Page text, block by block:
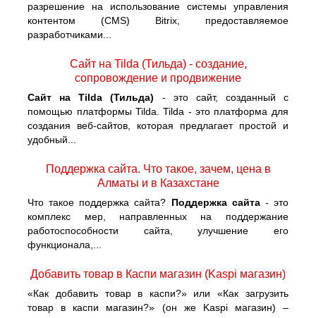
разрешение на использование системы управления
контентом (CMS) Bitrix, предоставляемое
разработчиками...
Сайт на Tilda (Тильда) - создание,
сопровождение и продвижение
Сайт на Tilda (Тильда) - это сайт, созданный с
помощью платформы Tilda. Tilda - это платформа для
создания веб-сайтов, которая предлагает простой и
удобный...
Поддержка сайта. Что такое, зачем, цена в
Алматы и в Казахстане
Что такое поддержка сайта? Поддержка сайта- это
комплекс мер, направленных на поддержание
работоспособности сайта, улучшение его
функционала,...
Добавить товар в Каспи магазин (Kaspi магазин)
«Как добавить товар в каспи?» или «Как загрузить
товар в каспи магазин?» (он же Kaspi магазин) –